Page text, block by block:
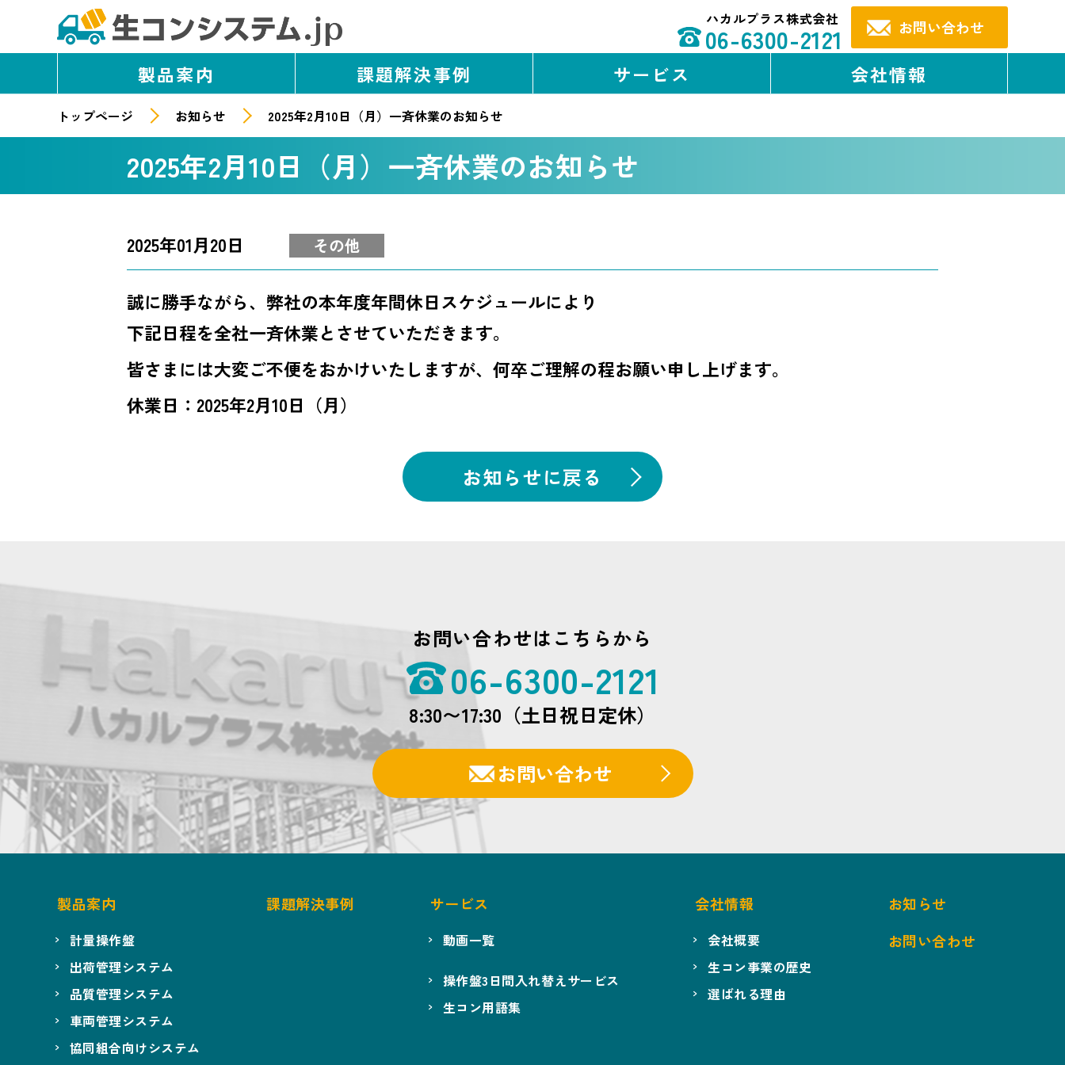
ハカルプラス株式会社
06-6300-2121 お問い合わせ
製品案内 課題解決事例 サービス 会社情報
トップページ お知らせ 2025年2月10日（月）一斉休業のお知らせ
2025年2月10日（月）一斉休業のお知らせ
2025年01月20日 その他
誠に勝手ながら、弊社の本年度年間休日スケジュールにより
下記日程を全社一斉休業とさせていただきます。
皆さまには大変ご不便をおかけいたしますが、何卒ご理解の程お願い申し上げます。
休業日：2025年2月10日（月）
お知らせに戻る
お問い合わせはこちらから
06-6300-2121
8:30〜17:30（土日祝日定休）
お問い合わせ
製品案内
計量操作盤
出荷管理システム
品質管理システム
車両管理システム
協同組合向けシステム
課題解決事例 サービス
動画一覧
操作盤3日間入れ替えサービス
生コン用語集
会社情報
会社概要
生コン事業の歴史
選ばれる理由
お知らせ
お問い合わせ